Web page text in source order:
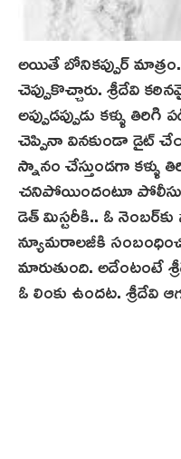
అయితే బోనికప్పుర్‌
చెప్పుకొచ్చారు. శ్రీదేవి
అప్పుడప్పుడు కళ్ళు
చెప్పినా వినకుండా డైట్
స్నానం చేస్తుండగా
చనిపోయిందంటూ
డెత్ మిస్టరీకి.. ఓ
న్యూమరాలజీకి
మారుతుంది. అదేంటంటే
ఓ లింకు ఉందట. శ్రీదేవి